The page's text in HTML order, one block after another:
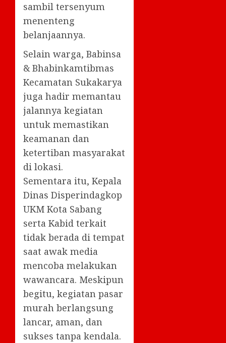
sambil tersenyum
menenteng
belanjaannya.
Selain warga, Babinsa
& Bhabinkamtibmas
Kecamatan Sukakarya
juga hadir memantau
jalannya kegiatan
untuk memastikan
keamanan dan
ketertiban masyarakat
di lokasi.
Sementara itu, Kepala
Dinas Disperindagkop
UKM Kota Sabang
serta Kabid terkait
tidak berada di tempat
saat awak media
mencoba melakukan
wawancara. Meskipun
begitu, kegiatan pasar
murah berlangsung
lancar, aman, dan
sukses tanpa kendala.